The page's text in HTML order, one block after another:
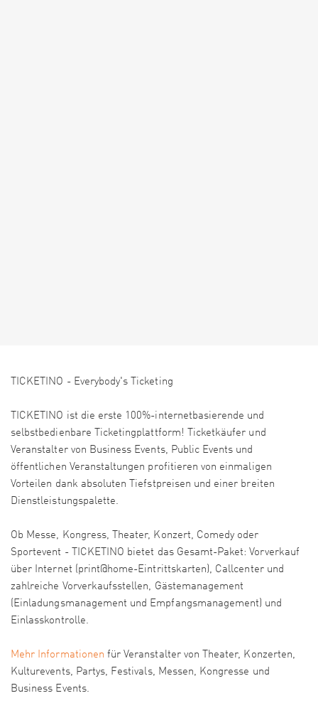
TICKETINO - Everybody's Ticketing
TICKETINO ist die erste 100%-internetbasierende und
selbstbedienbare Ticketingplattform! Ticketkäufer und
Veranstalter von Business Events, Public Events und
öffentlichen Veranstaltungen profitieren von einmaligen
Vorteilen dank absoluten Tiefstpreisen und einer breiten
Dienstleistungspalette.
Ob Messe, Kongress, Theater, Konzert, Comedy oder
Sportevent - TICKETINO bietet das Gesamt-Paket: Vorverkauf
über Internet (print@home-Eintrittskarten), Callcenter und
zahlreiche Vorverkaufsstellen, Gästemanagement
(Einladungsmanagement und Empfangsmanagement) und
Einlasskontrolle.
Mehr Informationen für Veranstalter von Theater, Konzerten,
Kulturevents, Partys, Festivals, Messen, Kongresse und
Business Events.